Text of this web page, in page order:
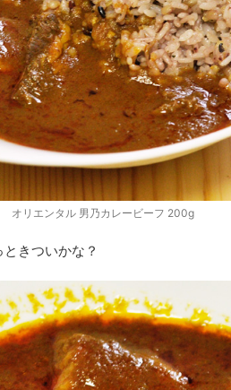
オリエンタル 男乃カレービーフ 200g
きついかな？